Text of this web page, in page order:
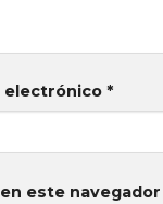
electrónico*
este